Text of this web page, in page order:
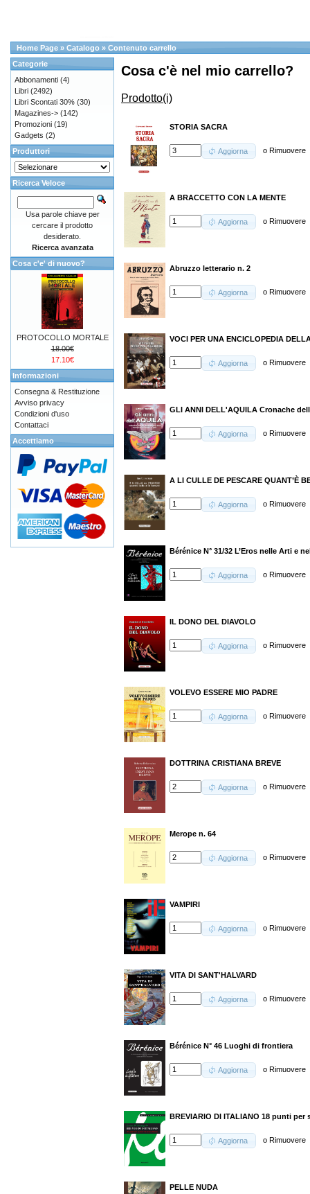
Home Page » Catalogo » Contenuto carrello
Cosa c'è nel mio carrello?
Prodotto(i)
STORIA SACRA
Aggiorna oRimuovere
A BRACCETTO CON LA MENTE
Aggiorna oRimuovere
Abruzzo letterario n. 2
Aggiorna oRimuovere
VOCI PER UNA ENCICLOPEDIA
Aggiorna oRimuovere
GLI ANNI DELL'AQUILA Cronache
Aggiorna oRimuovere
A LI CULLE DE PESCARE QUANT’È
Aggiorna oRimuovere
Bérénice N° 31/32 L’Eros nelle Arti e
Aggiorna oRimuovere
IL DONO DEL DIAVOLO
Aggiorna oRimuovere
VOLEVO ESSERE MIO PADRE
Aggiorna oRimuovere
DOTTRINA CRISTIANA BREVE
Aggiorna oRimuovere
Merope n. 64
Aggiorna oRimuovere
VAMPIRI
Aggiorna oRimuovere
VITA DI SANT'HALVARD
Aggiorna oRimuovere
Bérénice N° 46 Luoghi di frontiera
Aggiorna oRimuovere
BREVIARIO DI ITALIANO 18 punti per
Aggiorna oRimuovere
PELLE NUDA
Categorie
Abbonamenti (4)
Libri (2492)
Libri Scontati 30% (30)
Magazines-> (142)
Promozioni (19)
Gadgets (2)
Produttori
Ricerca Veloce
Usa parole chiave per
cercare il prodotto
desiderato.
Ricerca avanzata
Cosa c'e' di nuovo?
PROTOCOLLO MORTALE
18.00€
17.10€
Informazioni
Consegna & Restituzione
Avviso privacy
Condizioni d'uso
Contattaci
Accettiamo